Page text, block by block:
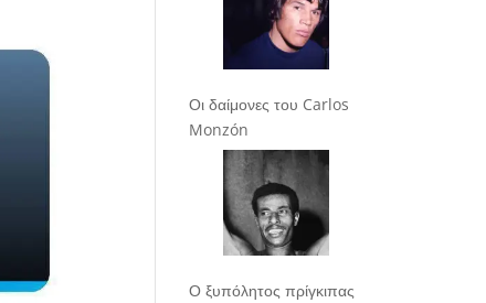
Οι δαίμονες του Carlos
Monzón
Ο ξυπόλητος πρίγκιπας